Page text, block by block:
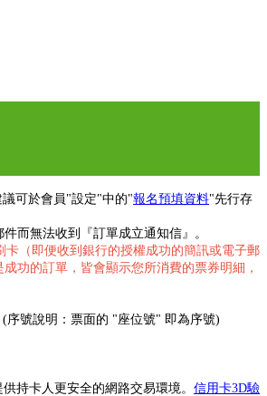
議可於會員"設定"中的"報名預填資料"先行存
而無法收到『訂單成立通知信』。
（即便收到銀行的授權成功的簡訊或電子郵
功的訂單，皆會顯示您所消費的票券明細，
序號說明：票面的 "座位號" 即為序號)
持卡人更安全的網路交易環境。 信用卡3D驗